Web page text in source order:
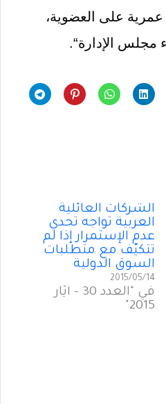
عمرية على العضوية،
مجلس الإدارة“.
الشركات العائلية
العربية تواجه تحدي
عدم الإستمرار إذا لم
تتكيّف مع متطلبات
السوق الدولية
2015/05/14
في "العدد 30 - أيّار
2015"